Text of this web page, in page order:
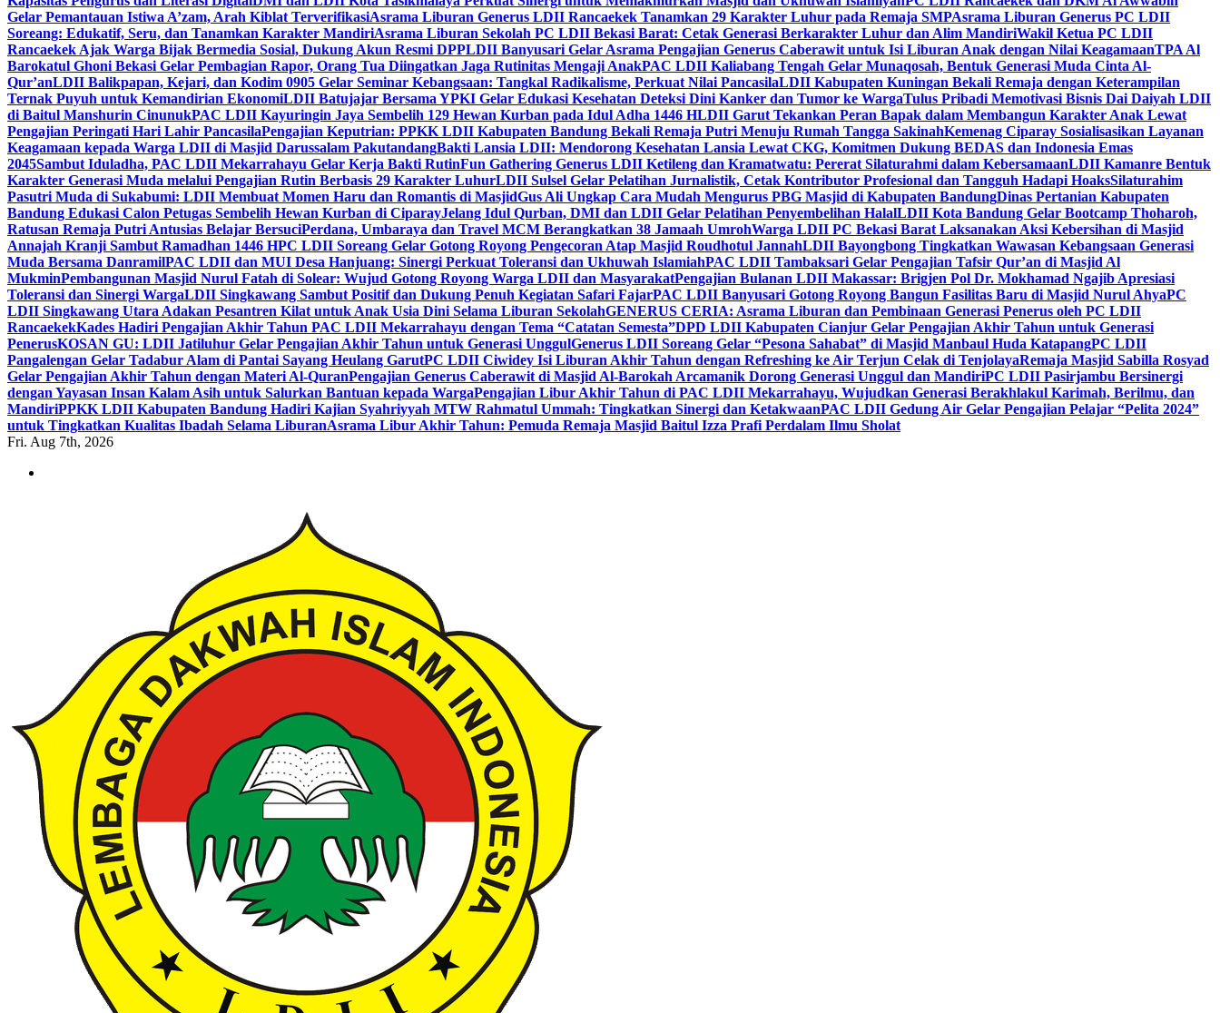
Gelar Pemantauan Istiwa A’zam, Arah Kiblat TerverifikasiAsrama Liburan Generus LDII Rancaekek Tanamkan 29 Karakter Luhur pada Remaja SMPAsrama Liburan Generus PC LDII
Soreang: Edukatif, Seru, dan Tanamkan Karakter MandiriAsrama Liburan Sekolah PC LDII Bekasi Barat: Cetak Generasi Berkarakter Luhur dan Alim MandiriWakil Ketua PC LDII
Rancaekek Ajak Warga Bijak Bermedia Sosial, Dukung Akun Resmi DPPLDII Banyusari Gelar Asrama Pengajian Generus Caberawit untuk Isi Liburan Anak dengan Nilai KeagamaanTPA Al
Barokatul Ghoni Bekasi Gelar Pembagian Rapor, Orang Tua Diingatkan Jaga Rutinitas Mengaji AnakPAC LDII Kaliabang Tengah Gelar Munaqosah, Bentuk Generasi Muda Cinta Al-
Qur’anLDII Balikpapan, Kejari, dan Kodim 0905 Gelar Seminar Kebangsaan: Tangkal Radikalisme, Perkuat Nilai PancasilaLDII Kabupaten Kuningan Bekali Remaja dengan Keterampilan
Ternak Puyuh untuk Kemandirian EkonomiLDII Batujajar Bersama YPKI Gelar Edukasi Kesehatan Deteksi Dini Kanker dan Tumor ke WargaTulus Pribadi Memotivasi Bisnis Dai Daiyah LDII
di Baitul Manshurin CinunukPAC LDII Kayuringin Jaya Sembelih 129 Hewan Kurban pada Idul Adha 1446 HLDII Garut Tekankan Peran Bapak dalam Membangun Karakter Anak Lewat
Pengajian Peringati Hari Lahir PancasilaPengajian Keputrian: PPKK LDII Kabupaten Bandung Bekali Remaja Putri Menuju Rumah Tangga SakinahKemenag Ciparay Sosialisasikan Layanan
Keagamaan kepada Warga LDII di Masjid Darussalam PakutandangBakti Lansia LDII: Mendorong Kesehatan Lansia Lewat CKG, Komitmen Dukung BEDAS dan Indonesia Emas
2045Sambut Iduladha, PAC LDII Mekarrahayu Gelar Kerja Bakti RutinFun Gathering Generus LDII Ketileng dan Kramatwatu: Pererat Silaturahmi dalam KebersamaanLDII Kamanre Bentuk
Karakter Generasi Muda melalui Pengajian Rutin Berbasis 29 Karakter LuhurLDII Sulsel Gelar Pelatihan Jurnalistik, Cetak Kontributor Profesional dan Tangguh Hadapi HoaksSilaturahim
Pasutri Muda di Sukabumi: LDII Membuat Momen Haru dan Romantis di MasjidGus Ali Ungkap Cara Mudah Mengurus PBG Masjid di Kabupaten BandungDinas Pertanian Kabupaten
Bandung Edukasi Calon Petugas Sembelih Hewan Kurban di CiparayJelang Idul Qurban, DMI dan LDII Gelar Pelatihan Penyembelihan HalalLDII Kota Bandung Gelar Bootcamp Thoharoh,
Ratusan Remaja Putri Antusias Belajar BersuciPerdana, Umbaraya dan Travel MCM Berangkatkan 38 Jamaah UmrohWarga LDII PC Bekasi Barat Laksanakan Aksi Kebersihan di Masjid
Annajah Kranji Sambut Ramadhan 1446 HPC LDII Soreang Gelar Gotong Royong Pengecoran Atap Masjid Roudhotul JannahLDII Bayongbong Tingkatkan Wawasan Kebangsaan Generasi
Muda Bersama DanramilPAC LDII dan MUI Desa Hanjuang: Sinergi Perkuat Toleransi dan Ukhuwah IslamiahPAC LDII Tambaksari Gelar Pengajian Tafsir Qur’an di Masjid Al
MukminPembangunan Masjid Nurul Fatah di Solear: Wujud Gotong Royong Warga LDII dan MasyarakatPengajian Bulanan LDII Makassar: Brigjen Pol Dr. Mokhamad Ngajib Apresiasi
Toleransi dan Sinergi WargaLDII Singkawang Sambut Positif dan Dukung Penuh Kegiatan Safari FajarPAC LDII Banyusari Gotong Royong Bangun Fasilitas Baru di Masjid Nurul AhyaPC
LDII Singkawang Utara Adakan Pesantren Kilat untuk Anak Usia Dini Selama Liburan SekolahGENERUS CERIA: Asrama Liburan dan Pembinaan Generasi Penerus oleh PC LDII
RancaekekKades Hadiri Pengajian Akhir Tahun PAC LDII Mekarrahayu dengan Tema “Catatan Semesta”DPD LDII Kabupaten Cianjur Gelar Pengajian Akhir Tahun untuk Generasi
PenerusKOSAN GU: LDII Jatiluhur Gelar Pengajian Akhir Tahun untuk Generasi UnggulGenerus LDII Soreang Gelar “Pesona Sahabat” di Masjid Manbaul Huda KatapangPC LDII
Pangalengan Gelar Tadabur Alam di Pantai Sayang Heulang GarutPC LDII Ciwidey Isi Liburan Akhir Tahun dengan Refreshing ke Air Terjun Celak di TenjolayaRemaja Masjid Sabilla Rosyad
Gelar Pengajian Akhir Tahun dengan Materi Al-QuranPengajian Generus Caberawit di Masjid Al-Barokah Arcamanik Dorong Generasi Unggul dan MandiriPC LDII Pasirjambu Bersinergi
dengan Yayasan Insan Kalam Asih untuk Salurkan Bantuan kepada WargaPengajian Libur Akhir Tahun di PAC LDII Mekarrahayu, Wujudkan Generasi Berakhlakul Karimah, Berilmu, dan
MandiriPPKK LDII Kabupaten Bandung Hadiri Kajian Syahriyyah MTW Rahmatul Ummah: Tingkatkan Sinergi dan KetakwaanPAC LDII Gedung Air Gelar Pengajian Pelajar “Pelita 2024”
untuk Tingkatkan Kualitas Ibadah Selama LiburanAsrama Libur Akhir Tahun: Pemuda Remaja Masjid Baitul Izza Prafi Perdalam Ilmu Sholat
Fri. Aug 7th, 2026